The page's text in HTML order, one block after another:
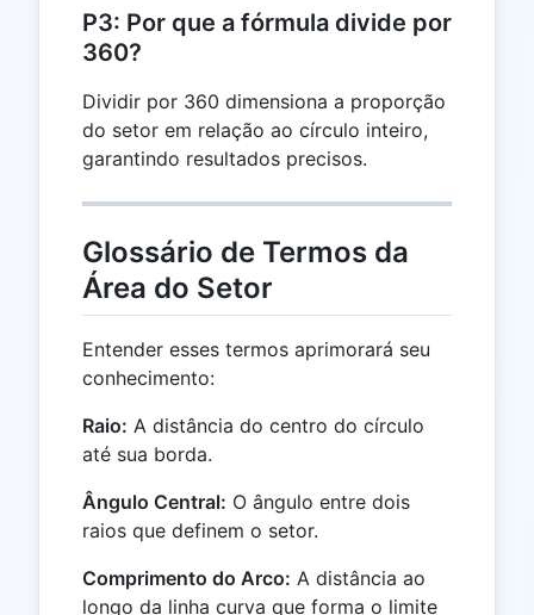
r^2 \times
P3: Por que a fórmula divide por
360?
Dividir por 360 dimensiona a proporção
do setor em relação ao círculo inteiro,
garantindo resultados precisos.
Glossário de Termos da
Área do Setor
Entender esses termos aprimorará seu
conhecimento:
Raio: A distância do centro do círculo
até sua borda.
Ângulo Central: O ângulo entre dois
raios que definem o setor.
Comprimento do Arco: A distância ao
longo da linha curva que forma o limite